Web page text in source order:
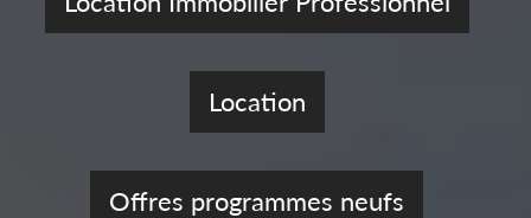
Location
Offres programmes neufs